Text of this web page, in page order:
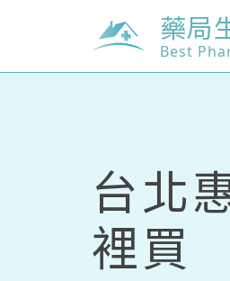
藥局
Best
台北
裡買